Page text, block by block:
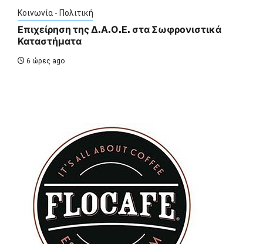
Κοινωνία - Πολιτική
Επιχείρηση της Δ.Α.Ο.Ε. στα Σωφρονιστικά
Καταστήματα
6 ώρες ago